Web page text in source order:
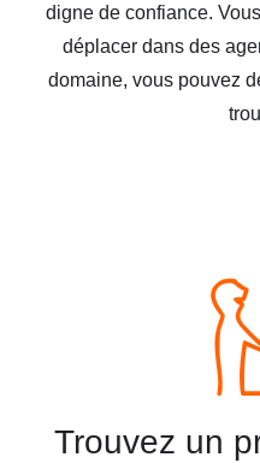
digne de confiance.
déplacer dans des
domaine, vous pouvez
Trouvez un